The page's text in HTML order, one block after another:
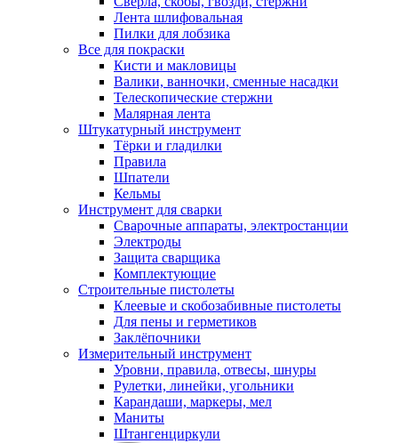
Лента шлифовальная
Пилки для лобзика
Все для покраски
Кисти и макловицы
Валики, ванночки, сменные насадки
Телескопические стержни
Малярная лента
Штукатурный инструмент
Тёрки и гладилки
Правила
Шпатели
Кельмы
Инструмент для сварки
Сварочные аппараты, электростанции
Электроды
Защита сварщика
Комплектующие
Строительные пистолеты
Клеевые и скобозабивные пистолеты
Для пены и герметиков
Заклёпочники
Измерительный инструмент
Уровни, правила, отвесы, шнуры
Рулетки, линейки, угольники
Карандаши, маркеры, мел
Маниты
Штангенциркули